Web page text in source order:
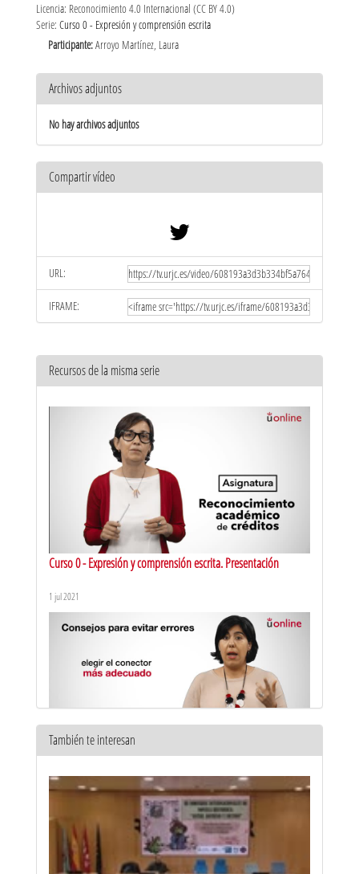
Licencia: Reconocimiento 4.0 Internacional (CC BY 4.0)
Serie: Curso 0 - Expresión y comprensión escrita
Participante:Arroyo Martínez, Laura
Archivos adjuntos
No hay archivos adjuntos
Compartir vídeo
URL:
IFRAME:
Recursos de la misma serie
Curso 0 - Expresión y comprensión escrita. Presentación
1 jul 2021
También te interesan